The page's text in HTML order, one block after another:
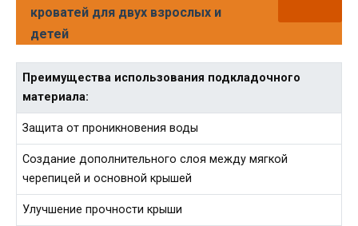
кроватей для двух взрослых и
детей
Преимущества использования подкладочного
материала:
Защита от проникновения воды
Создание дополнительного слоя между мягкой
черепицей и основной крышей
Улучшение прочности крыши